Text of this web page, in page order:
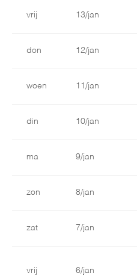
vrij 13/jan
don 12/jan
woen 11/jan
din 10/jan
ma 9/jan
zon 8/jan
zat 7/jan
vrij 6/jan